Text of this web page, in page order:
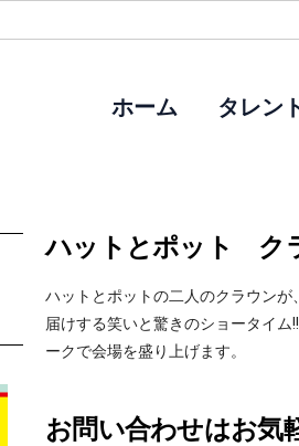
ホーム タレン
ハットとポット ク
ハットとポットの二人のクラウン
届けする笑いと驚きのショータイ
ークで会場を盛り上げます。
お問い合わせはお気